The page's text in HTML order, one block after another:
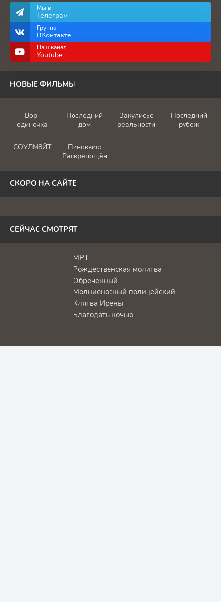
Мы в
Телеграм
Группа
ВКонтакте
Наш канал
Youtube
НОВЫЕ ФИЛЬМЫ
Вор-
одиночка
Последний
дом
Закулисье
реальности
Последний
рубеж
СОУЛМ8ЙТ
Пиноккио:
Раскрепощённый
СКОРО НА САЙТЕ
СЕЙЧАС СМОТРЯТ
МРТ
Рождественская молитва
Обречённый
Молниеносный полицейский
Клятва Ирены
Благодать ночью